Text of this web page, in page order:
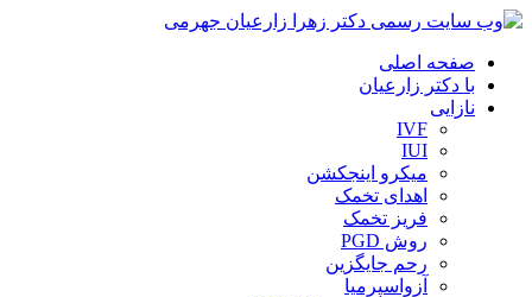
صفحه اصلی
با دکتر زارعیان
نازایی
IVF
IUI
میکرو اینجکشن
اهدای تخمک
فریز تخمک
روش PGD
رحم جایگزین
آزواسپرمیا